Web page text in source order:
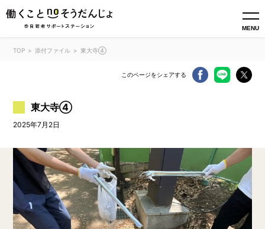
MENU
TOP 添付ファイル 東大寺④
このページをシェアする
東大寺④
2025年7月2日